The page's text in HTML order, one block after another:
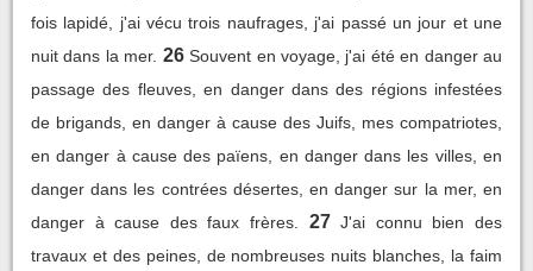
fois lapidé, j'ai vécu trois naufrages, j'ai passé un jour et une
nuit dans la mer. 26 Souvent en voyage, j'ai été en danger au
passage des fleuves, en danger dans des régions infestées
de brigands, en danger à cause des Juifs, mes compatriotes,
en danger à cause des païens, en danger dans les villes, en
danger dans les contrées désertes, en danger sur la mer, en
danger à cause des faux frères.
27 J'ai connu bien des
travaux et des peines, de nombreuses nuits blanches, la faim